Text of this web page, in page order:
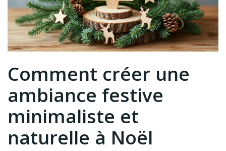
Comment créer une
ambiance festive
minimaliste et
naturelle à Noël